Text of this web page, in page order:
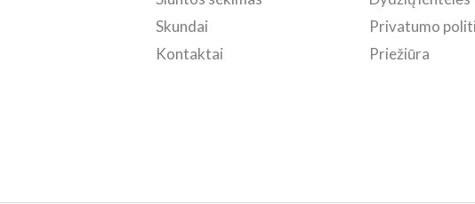
Skundai
Kontaktai
Privatumo
Priežiūra